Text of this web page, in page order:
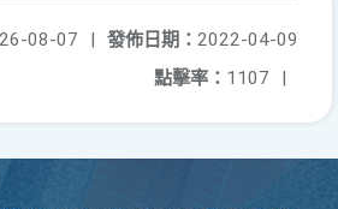
發佈日期： 2022-04-09
08-07
|
點擊率： 1107 |